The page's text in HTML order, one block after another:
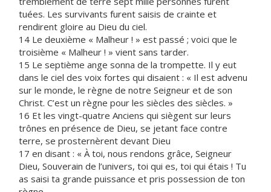
tuées. Les survivants furent saisis de crainte et
rendirent gloire au Dieu du ciel.
14 Le deuxième « Malheur ! » est passé ; voici que le
troisième « Malheur ! » vient sans tarder.
15 Le septième ange sonna de la trompette. Il y eut
dans le ciel des voix fortes qui disaient : « Il est advenu
sur le monde, le règne de notre Seigneur et de son
Christ. C’est un règne pour les siècles des siècles. »
16 Et les vingt-quatre Anciens qui siègent sur leurs
trônes en présence de Dieu, se jetant face contre
terre, se prosternèrent devant Dieu
17 en disant : « À toi, nous rendons grâce, Seigneur
Dieu, Souverain de l’univers, toi qui es, toi qui étais ! Tu
as saisi ta grande puissance et pris possession de ton